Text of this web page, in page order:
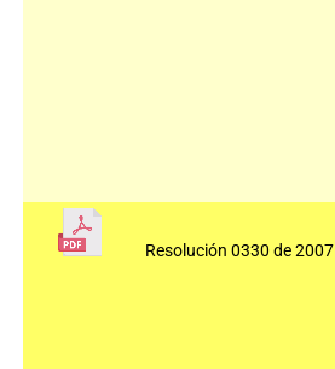
Resolución 0330 de 2007